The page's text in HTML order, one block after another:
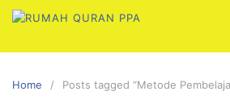
Skip
content
Home Posts tagged “Metode